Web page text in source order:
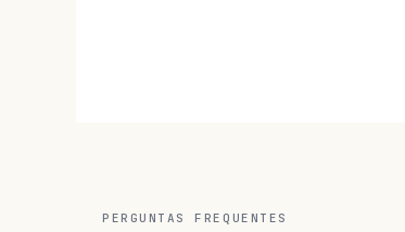
PERGUNTAS FREQUENTES